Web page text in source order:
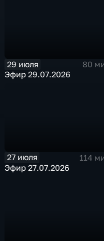
29 июля
80
Эфир 29.07.2026
27 июля
114
Эфир 27.07.2026